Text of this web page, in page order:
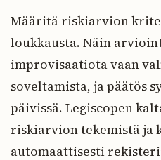
Määritä riskiarvion
loukkausta. Näin
improvisaatiota vaan
soveltamista, ja päätös
päivissä. Legiscopen
riskiarvion tekemistä ja
automaattisesti